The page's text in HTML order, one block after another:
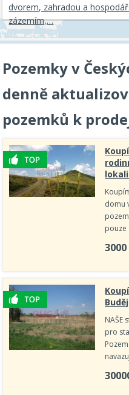
dvorem, zahradou a
zázemím,…
Pozemky v
denně
pozemků k
domu
pouze
3000
NAŠE
pro